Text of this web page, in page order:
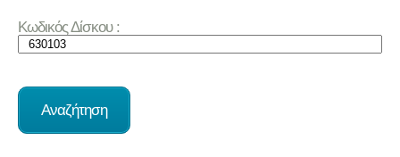
Κωδικός Δίσκου :